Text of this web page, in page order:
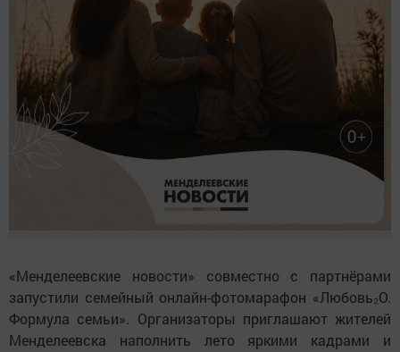
«Менделеевские новости» совместно с партнёрами
запустили семейный онлайн-фотомарафон «Любовь₂O.
Формула семьи». Организаторы приглашают жителей
Менделеевска наполнить лето яркими кадрами и